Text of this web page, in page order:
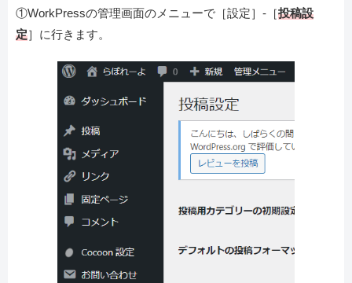
①WorkPressの管理画面のメニューで［設定］-［投稿設
定］に行きます。